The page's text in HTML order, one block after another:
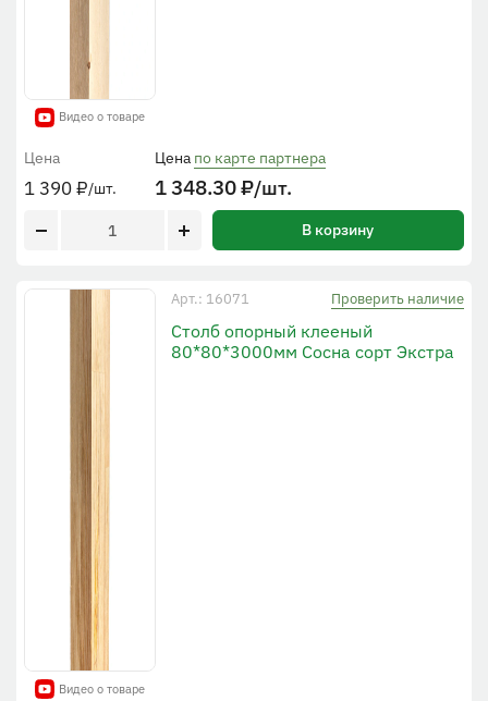
Видео о товаре
Цена
1 390₽/шт.
Цена по карте партнера
1 348.30₽/шт.
В корзину
Видео о товаре
Арт.: 16071 Проверить наличие
Столб опорный клееный
80*80*3000мм Сосна сорт Экстра